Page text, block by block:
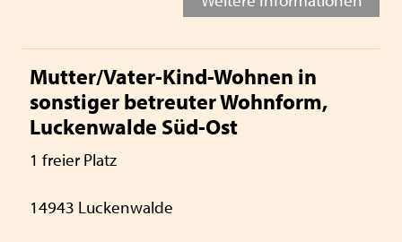
Mutter/Vater-Kind-Wohnen in
sonstiger betreuter Wohnform,
Luckenwalde Süd-Ost
1 freier Platz
14943 Luckenwalde